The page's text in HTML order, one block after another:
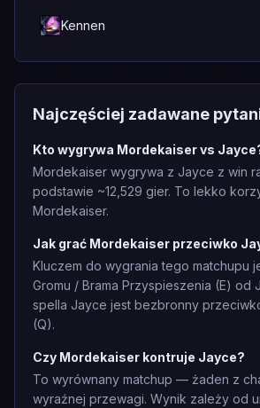
Kennen
Najczęściej zadawane
Kto wygrywa Mordekaiser vs
Mordekaiser wygrywa z Jayce z win
podstawie ~12,529 gier. To lekko
Mordekaiser.
Jak grać Mordekaiser przeciwko
Kluczem do wygrania tego matchupu
Gromu / Brama Przyspieszenia (E) od
spella Jayce jest bezbronny
(Q).
Czy Mordekaiser kontruje Jayce?
To wyrównany matchup — żaden z
wyraźnej przewagi. Wynik zależy od